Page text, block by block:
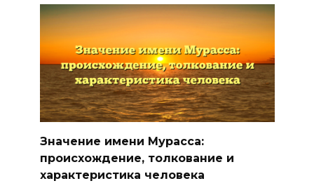
Значение имени Мурасса:
происхождение, толкование и
характеристика человека